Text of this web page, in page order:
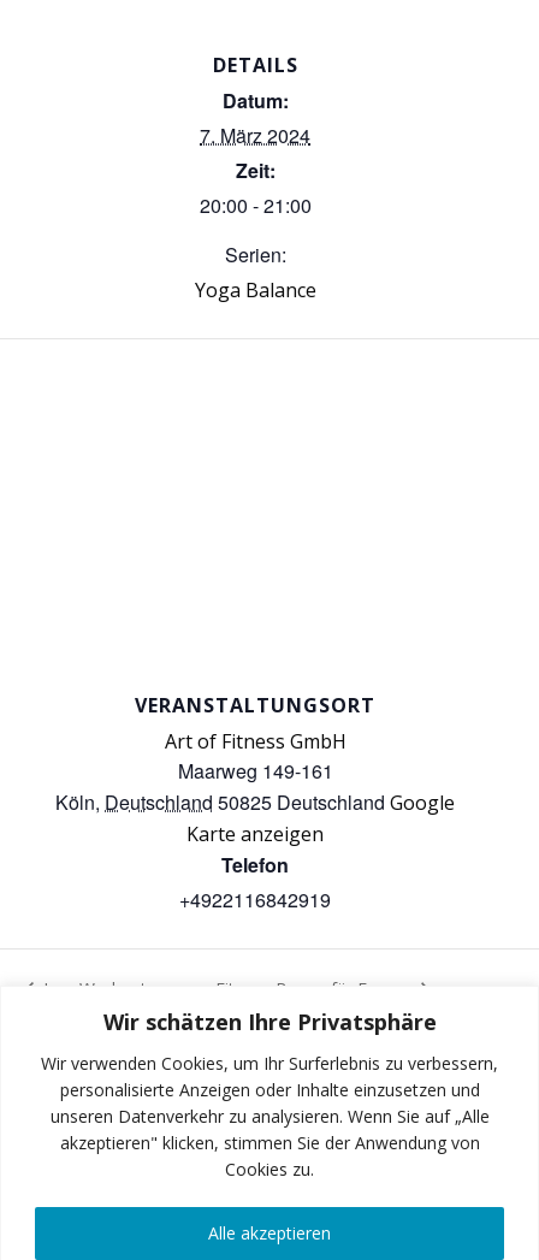
Wir schätzen Ihre Privatsphäre
Wir verwenden Cookies, um Ihr Surferlebnis zu verbessern,
personalisierte Anzeigen oder Inhalte einzusetzen und
unseren Datenverkehr zu analysieren. Wenn Sie auf „Alle
akzeptieren" klicken, stimmen Sie der Anwendung von
Cookies zu.
Alle akzeptieren
DETAILS
Datum:
7. März 2024
Zeit:
20:00 - 21:00
Serien:
Yoga Balance
VERANSTALTUNGSORT
Art of Fitness GmbH
Maarweg 149-161
Köln, Deutschland 50825 Deutschland Google
Karte anzeigen
Telefon
+4922116842919
Iron Workout Fitness Boxen für Frauen
INSTAGRAM
FACEBOOK